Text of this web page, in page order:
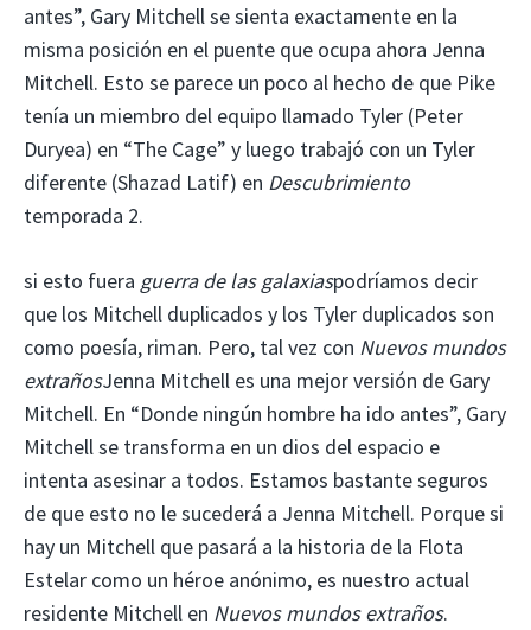
antes”, Gary Mitchell se sienta exactamente en la
misma posición en el puente que ocupa ahora Jenna
Mitchell. Esto se parece un poco al hecho de que Pike
tenía un miembro del equipo llamado Tyler (Peter
Duryea) en “The Cage” y luego trabajó con un Tyler
diferente (Shazad Latif) en Descubrimiento
temporada 2.
si esto fuera guerra de las galaxiaspodríamos decir
que los Mitchell duplicados y los Tyler duplicados son
como poesía, riman. Pero, tal vez con Nuevos mundos
extrañosJenna Mitchell es una mejor versión de Gary
Mitchell. En “Donde ningún hombre ha ido antes”, Gary
Mitchell se transforma en un dios del espacio e
intenta asesinar a todos. Estamos bastante seguros
de que esto no le sucederá a Jenna Mitchell. Porque si
hay un Mitchell que pasará a la historia de la Flota
Estelar como un héroe anónimo, es nuestro actual
residente Mitchell en Nuevos mundos extraños.